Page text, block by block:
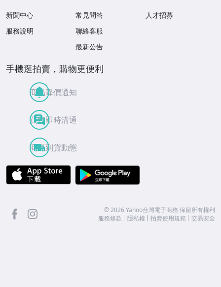
新聞中心
服務說明
常見問答
聯絡客服
最新公告
人才招募
手機逛拍賣，購物更便利
商品降價通知
買賣即時溝通
商品到貨動態
APP Store
facebook ©2026 Yahoo台灣電子商務 保留所有權利
服務條款
隱私權 拍賣使用規範 交易安全